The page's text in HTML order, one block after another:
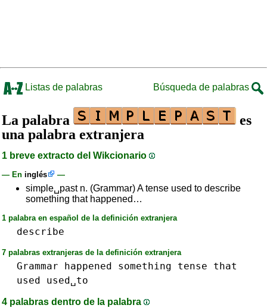
Listas de palabras Búsqueda de palabras
La palabra
es
una palabra extranjera
1 breve extracto del Wikcionario
— En inglés —
simple␣past n. (Grammar) A tense used to describe
something that happened…
1 palabra en español de la definición extranjera
describe
7 palabras extranjeras de la definición extranjera
Grammar happened something tense
that
used
used␣to
4 palabras dentro de la palabra